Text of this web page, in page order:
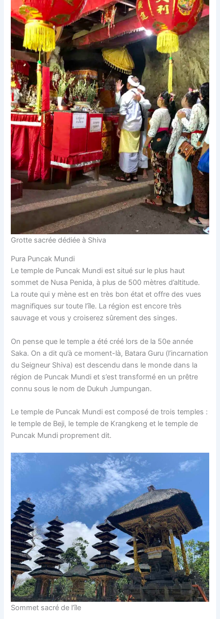
Grotte sacrée dédiée à Shiva
Pura Puncak Mundi
Le temple de Puncak Mundi est situé sur le plus haut
sommet de Nusa Penida, à plus de 500 mètres d’altitude.
La route qui y mène est en très bon état et offre des vues
magnifiques sur toute l’île. La région est encore très
sauvage et vous y croiserez sûrement des singes.
On pense que le temple a été créé lors de la 50e année
Saka. On a dit qu’à ce moment-là, Batara Guru (l’incarnation
du Seigneur Shiva) est descendu dans le monde dans la
région de Puncak Mundi et s’est transformé en un prêtre
connu sous le nom de Dukuh Jumpungan.
Le temple de Puncak Mundi est composé de trois temples :
le temple de Beji, le temple de Krangkeng et le temple de
Puncak Mundi proprement dit.
Sommet sacré de l’île